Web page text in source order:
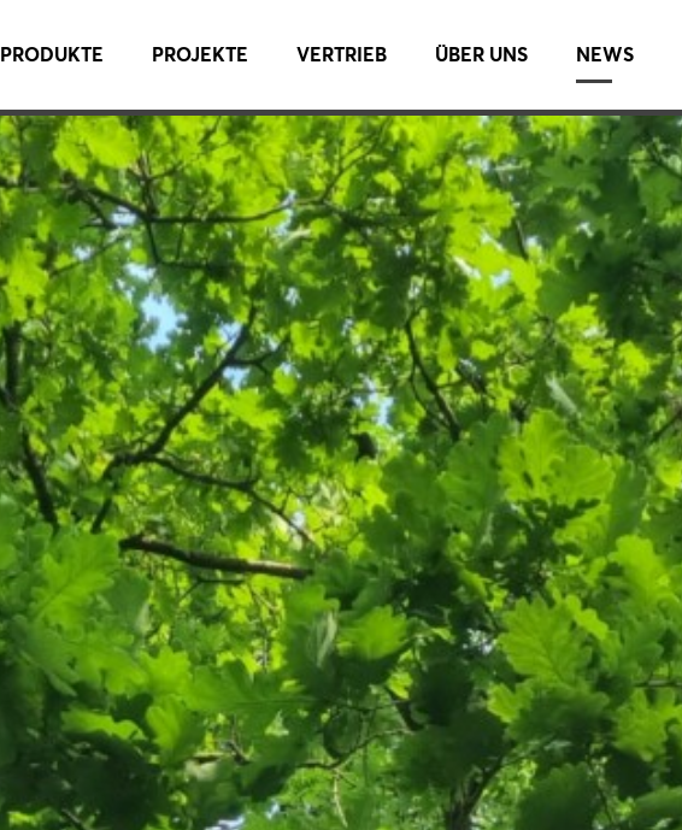
PRODUKTE PROJEKTE VERTRIEB ÜBER UNS NEWS